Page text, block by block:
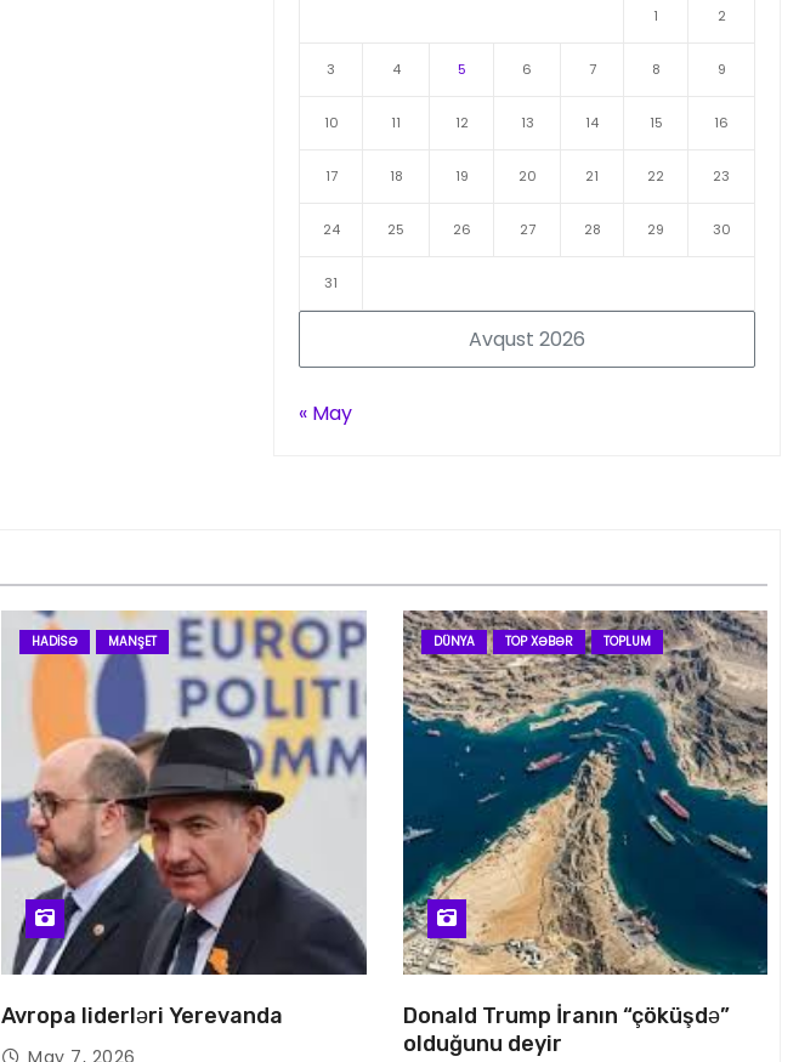
Avqust 2026
1 2
3 4 5 6 7 8 9
10 11 12 13 14 15 16
17 18 19 20 21 22 23
24 25 26 27 28 29 30
31
« May
HADISƏ MANŞET
Avropa liderləri Yerevanda
May 7, 2026
DÜNYA TOP XƏBƏR TOPLUM
Donald Trump İranın “çöküşdə”
olduğunu deyir